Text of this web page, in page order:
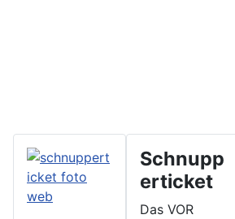
Schnupp
erticket
Das VOR